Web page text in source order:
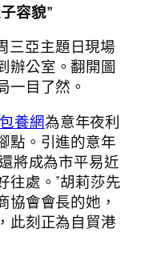
容貌”
三亞主題日現場
辦公室。翻開圖
一目了然。
包養網為意年夜利
點。引進的意年
將成為市平易近
往處。”胡莉莎先
協會會長的她，
此刻正為自貿港